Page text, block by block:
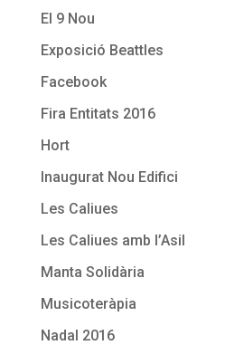
El 9 Nou
Exposició Beattles
Facebook
Fira Entitats 2016
Hort
Inaugurat Nou Edifici
Les Caliues
Les Caliues amb l’Asil
Manta Solidària
Musicoteràpia
Nadal 2016